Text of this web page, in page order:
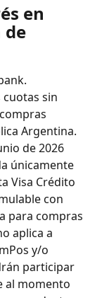
en
de
sin
Argentina.
de 2026
únicamente
Visa Crédito
con
para compras
aplica a
y/o
participar
al momento